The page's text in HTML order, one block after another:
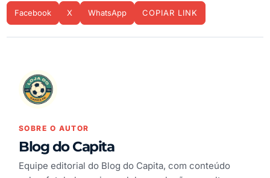
Facebook X WhatsApp COPIAR LINK
SOBRE O AUTOR
Blog do Capita
Equipe editorial do Blog do Capita, com conteúdo